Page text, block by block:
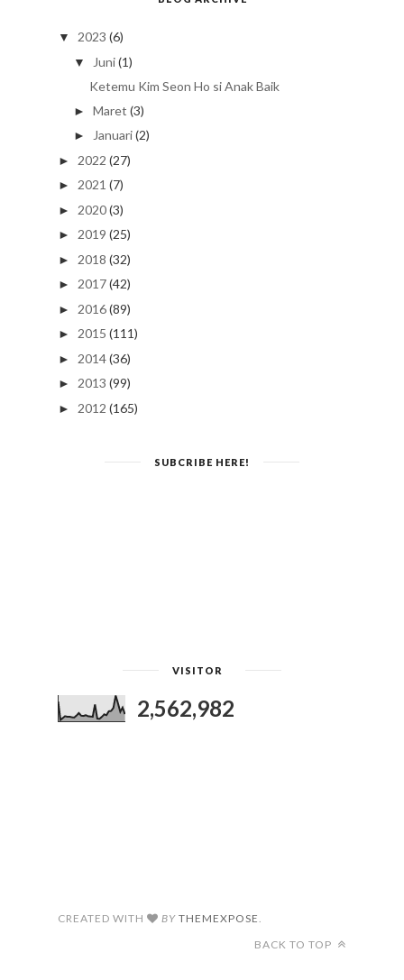
▼ 2023 (6)
▼ Juni(1)
Ketemu Kim Seon Ho si Anak Baik
► Maret (3)
► Januari(2)
► 2022 (27)
► 2021 (7)
► 2020(3)
► 2019 (25)
► 2018 (32)
► 2017(42)
► 2016(89)
► 2015 (111)
► 2014(36)
► 2013 (99)
► 2012 (165)
SUBCRIBE HERE!
VISITOR
2,562,982
CREATED WITH BY THEMEXPOSE
BACK TO TOP